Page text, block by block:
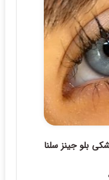
بلو جینز سلنا